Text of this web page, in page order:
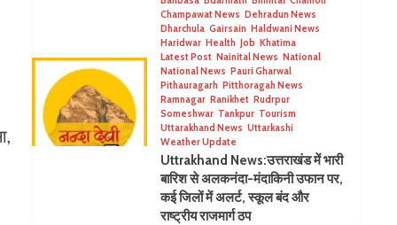
Champawat News Dehradun News
Dharchula Gairsain Haldwani News
Haridwar Health Job Khatima
Latest Post Nainital News National
National News Pauri Gharwal
Pithauragarh Pitthoragah News
Ramnagar Ranikhet Rudrpur
Someshwar Tankpur Tourism
Uttarakhand News Uttarkashi
Weather Update
Uttrakhand News:उत्तराखंड में भारी
बारिश से अलकनंदा-मंदाकिनी उफान पर,
कई जिलों में अलर्ट, स्कूल बंद और
राष्ट्रीय राजमार्ग ठप